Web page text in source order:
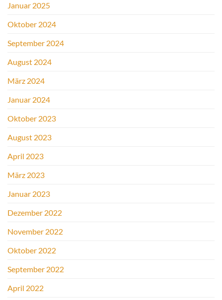
Januar 2025
Oktober 2024
September 2024
August 2024
März 2024
Januar 2024
Oktober 2023
August 2023
April 2023
März 2023
Januar 2023
Dezember 2022
November 2022
Oktober 2022
September 2022
April 2022